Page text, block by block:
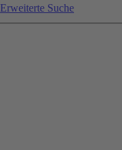
Erweiterte Suche